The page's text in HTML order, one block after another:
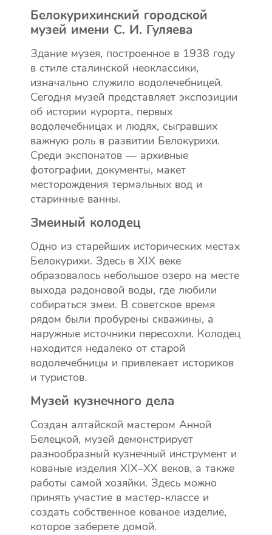
Белокурихинский городской
музей имени С. И. Гуляева
Здание музея, построенное в 1938 году
в стиле сталинской неоклассики,
изначально служило водолечебницей.
Сегодня музей представляет экспозиции
об истории курорта, первых
водолечебницах и людях, сыгравших
важную роль в развитии Белокурихи.
Среди экспонатов — архивные
фотографии, документы, макет
месторождения термальных вод и
старинные ванны.
Змеиный колодец
Одно из старейших исторических местах
Белокурихи. Здесь в XIX веке
образовалось небольшое озеро на месте
выхода радоновой воды, где любили
собираться змеи. В советское время
рядом были пробурены скважины, а
наружные источники пересохли. Колодец
находится недалеко от старой
водолечебницы и привлекает историков
и туристов.
Музей кузнечного дела
Создан алтайской мастером Анной
Белецкой, музей демонстрирует
разнообразный кузнечный инструмент и
кованые изделия XIX–XX веков, а также
работы самой хозяйки. Здесь можно
принять участие в мастер-классе и
создать собственное кованое изделие,
которое заберете домой.